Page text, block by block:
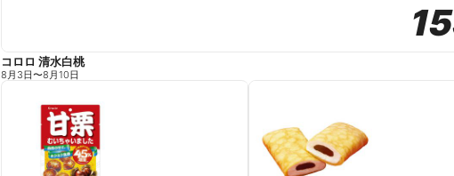
コロロ 清水白桃
8月3日〜8月10日